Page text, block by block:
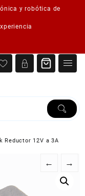
y robótica de
Reductor 12V a 3A
← →